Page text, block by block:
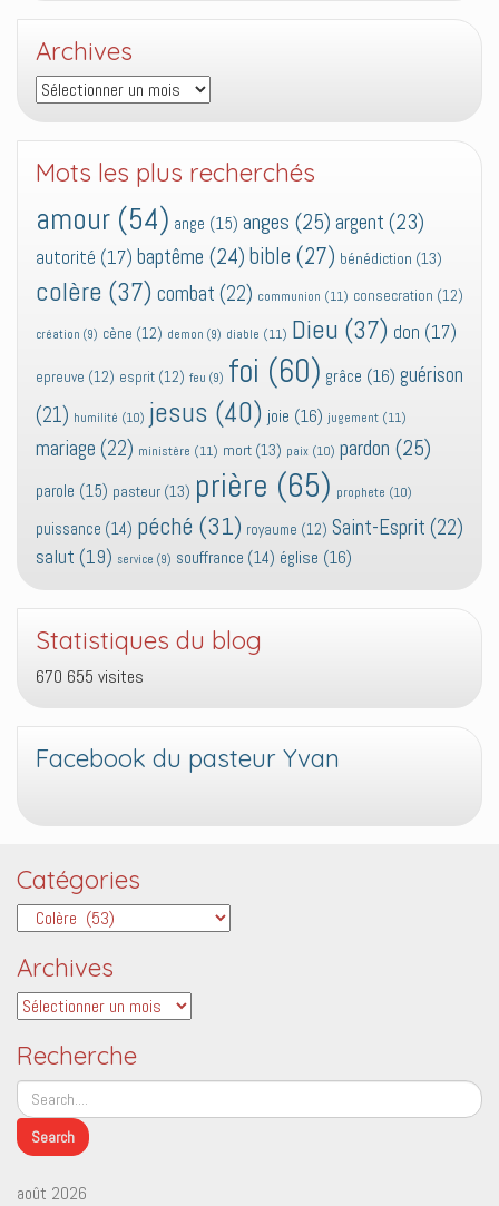
Archives
Archives
Mots les plus recherchés
amour (54) ange (15) anges (25) argent (23)
autorité (17) baptême (24) bible (27) bénédiction (13)
colère (37) combat (22) communion (11) consecration (12)
création (9) cène (12) demon (9) diable (11) Dieu (37) don (17)
epreuve (12) esprit (12) feu (9) foi (60) grâce (16) guérison
(21) humilité (10) jesus (40) joie (16) jugement (11)
mariage (22) ministère (11) mort (13) paix (10) pardon (25)
parole (15) pasteur (13) prière (65) prophete (10)
puissance (14) péché (31) royaume (12) Saint-Esprit (22)
salut (19) service (9) souffrance (14) église (16)
Statistiques du blog
670 655 visites
Facebook du pasteur Yvan
Catégories
Catégories
Archives
Archives
Recherche
août 2026